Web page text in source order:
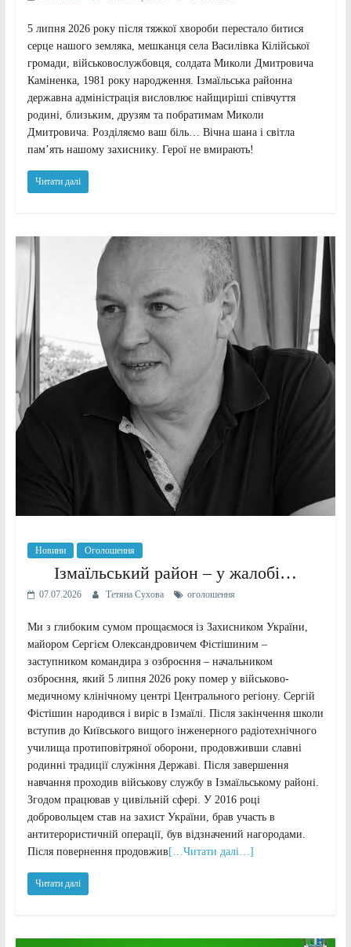
5 липня 2026 року після тяжкої хвороби перестало битися
серце нашого земляка, мешканця села Василівка Кілійської
громади, військовослужбовця, солдата Миколи Дмитровича
Каміненка, 1981 року народження. Ізмаїльська районна
державна адміністрація висловлює найщиріші співчуття
родині, близьким, друзям та побратимам Миколи
Дмитровича. Розділяємо ваш біль… Вічна шана і світла
пам’ять нашому захиснику. Герої не вмирають!
Читати далі
Новини Оголошення
Ізмаїльський район – у жалобі…
07.07.2026 Тетяна Сухова оголошення
Ми з глибоким сумом прощаємося із Захисником України,
майором Сергієм Олександровичем Фістішиним –
заступником командира з озброєння – начальником
озброєння, який 5 липня 2026 року помер у військово-
медичному клінічному центрі Центрального регіону. Сергій
Фістішин народився і виріс в Ізмаїлі. Після закінчення школи
вступив до Київського вищого інженерного радіотехнічного
училища протиповітряної оборони, продовживши славні
родинні традиції служіння Державі. Після завершення
навчання проходив військову службу в Ізмаїльському районі.
Згодом працював у цивільній сфері. У 2016 році
добровольцем став на захист України, брав участь в
антитерористичній операції, був відзначений нагородами.
Після повернення продовжив […Читати далі…]
Читати далі